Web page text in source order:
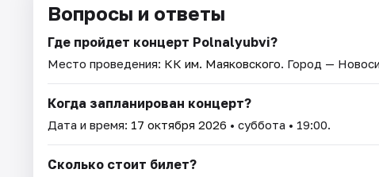
Вопросы и ответы
Где пройдет концерт Polnalyubvi?
Место проведения: КК им. Маяковского. Город —
Когда запланирован концерт?
Дата и время: 17 октября 2026 • суббота • 19:00.
Сколько стоит билет?